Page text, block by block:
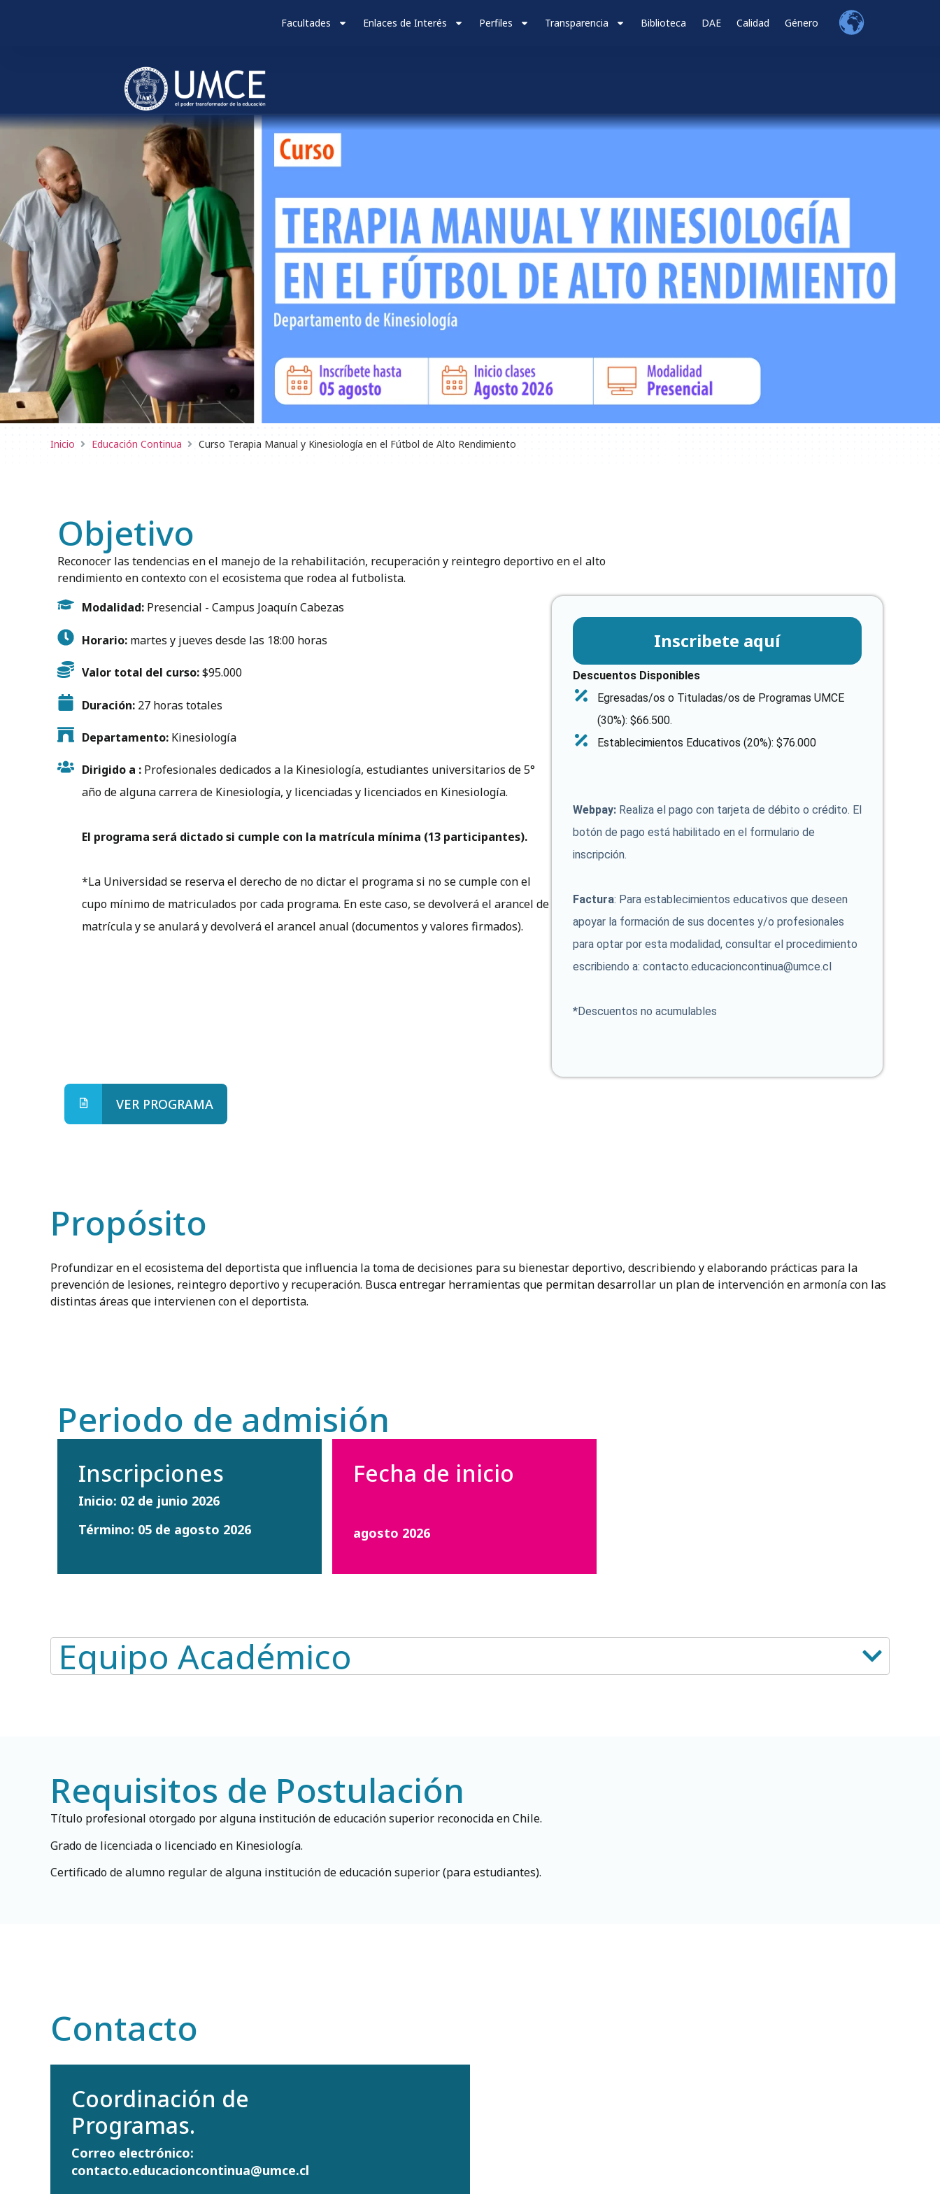
Facultades Enlaces de Interés Perfiles Transparencia Biblioteca DAE Calidad Género
Inicio Educación Continua Curso Terapia Manual y Kinesiología en el Fútbol de Alto Rendimiento
Objetivo
Reconocer las tendencias en el manejo de la rehabilitación, recuperación y reintegro deportivo en el alto
rendimiento en contexto con el ecosistema que rodea al futbolista.
Modalidad: Presencial - Campus Joaquín Cabezas
Horario: martes y jueves desde las 18:00 horas
Valor total del curso:$95.000
Duración: 27 horas totales
Departamento: Kinesiología
Dirigido a : Profesionales dedicados a la Kinesiología, estudiantes universitarios de 5°
año de alguna carrera de Kinesiología, y licenciadas y licenciados en Kinesiología.
El programa será dictado si cumple con la matrícula mínima (13 participantes).
*La Universidad se reserva el derecho de no dictar el programa si no se cumple con el
cupo mínimo de matriculados por cada programa. En este caso, se devolverá el arancel de
matrícula y se anulará y devolverá el arancel anual (documentos y valores firmados).
Inscribete aquí
Descuentos Disponibles
Egresadas/os o Tituladas/os de Programas UMCE
(30%): $66.500.
Establecimientos Educativos (20%): $76.000
Webpay:Realiza el pago con tarjeta de débito o crédito. El
botón de pago está habilitado en el formulario de
inscripción.
Factura: Para establecimientos educativos que deseen
apoyar la formación de sus docentes y/o profesionales
para optar por esta modalidad, consultar el procedimiento
escribiendo a: contacto.educacioncontinua@umce.cl
*Descuentos no acumulables
VER PROGRAMA
Profundizar en el ecosistema del deportista que influencia la toma de decisiones para su bienestar deportivo, describiendo y elaborando prácticas para la
prevención de lesiones, reintegro deportivo y recuperación. Busca entregar herramientas que permitan desarrollar un plan de intervención en armonía con las
distintas áreas que intervienen con el deportista.
Propósito
Periodo de admisión
Inscripciones
Inicio: 02 de junio 2026
Término: 05 de agosto 2026
Fecha de inicio
agosto 2026
Equipo Académico​
Requisitos de Postulación
Título profesional otorgado por alguna institución de educación superior reconocida en Chile.
Grado de licenciada o licenciado en Kinesiología.
Certificado de alumno regular de alguna institución de educación superior (para estudiantes).
Coordinación de
Programas.
Correo electrónico:
contacto.educacioncontinua@umce.cl
Contacto